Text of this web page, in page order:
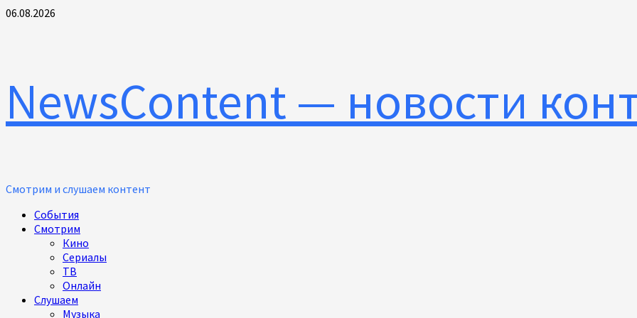
Перейти
06.08.2026
NewsContent — новости
Смотрим и слушаем контент
Основное
меню
События
Смотрим
Кино
Сериалы
ТВ
Онлайн
Слушаем
Музыка